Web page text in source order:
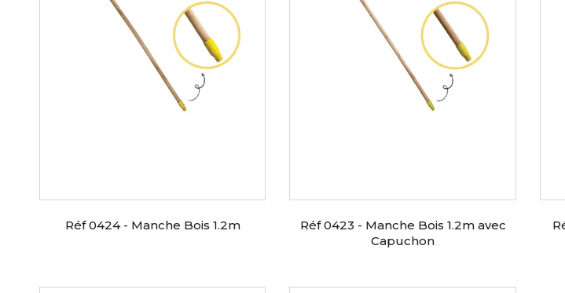
Réf 0424 - Manche Bois 1.2m
Réf 0423 - Manche Bois 1.2m avec
Capuchon